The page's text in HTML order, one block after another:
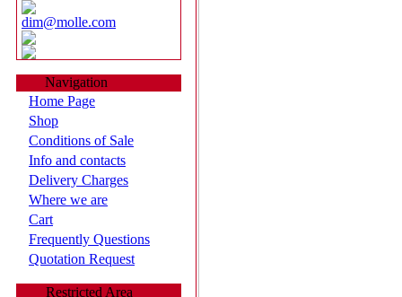
dim@molle.com
Navigation
Home Page
Shop
Conditions of Sale
Info and contacts
Delivery Charges
Where we are
Cart
Frequently Questions
Quotation Request
Restricted Area